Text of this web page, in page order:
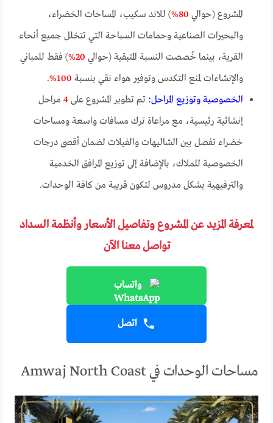
المشروع (حوالي 80%
) للاند سكيب، المساحات الخضراء،
والبحيرات الصناعية وحمامات السباحة التي تتخلل جميع أنحاء
القرية، بينما خُصصت النسبة المتبقية (حوالي 20%
) فقط للمباني
والإنشاءات لمنع التكدس وتوفير هواء نقي بنسبة 100%
.
الخصوصية وتوزيع المراحل: تم تطوير المشروع على4 مراحل
إنشائية رئيسية، مع مراعاة ترك مسافات واسعة ومساحات
خضراء تفصل بين الشاليهات والفيلات لضمان أقصى درجات
الخصوصية للملاك، بالإضافة إلى توزيع المرافق الخدمية
والترفيهية بشكل مدروس لتكون قريبة من كافة الوحدات.
لمعرفة المزيد عن المشروع وتفاصيل الأسعار وأنظمة السداد
تواصل معنا الآن
واتساب
اتصل
مساحات الوحدات في Amwaj North Coast